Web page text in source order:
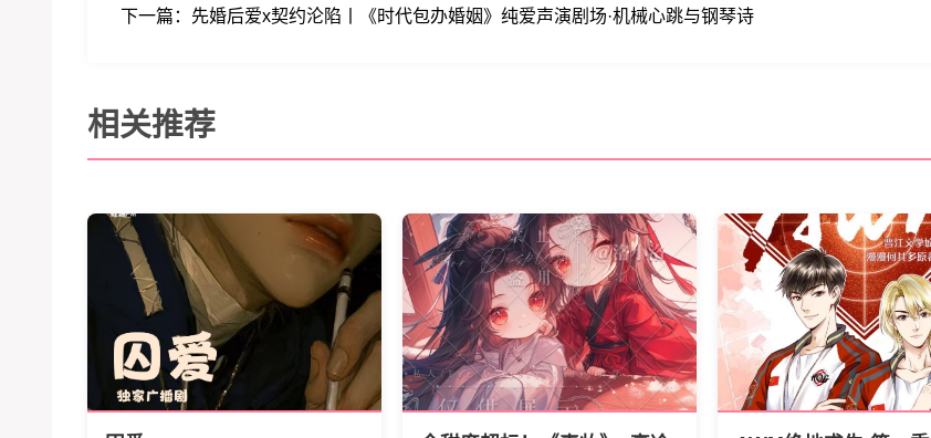
下一篇： 先婚后爱x契约沦陷丨《时代包办婚姻》纯爱声演剧场·机械心跳与钢琴诗
相关推荐